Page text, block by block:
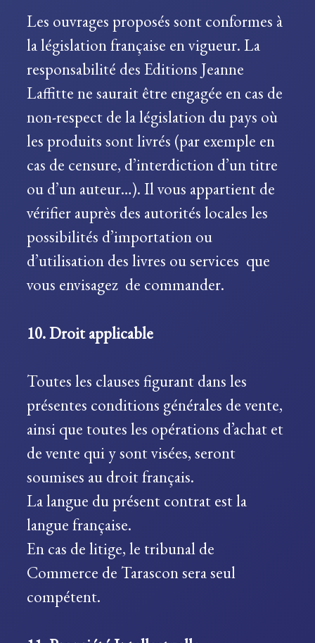
Les ouvrages proposés sont conformes à
la législation française en vigueur. La
responsabilité des Editions Jeanne
Laffitte ne saurait être engagée en cas de
non-respect de la législation du pays où
les produits sont livrés (par exemple en
cas de censure, d’interdiction d’un titre
ou d’un auteur…). Il vous appartient de
vérifier auprès des autorités locales les
possibilités d’importation ou
d’utilisation des livres ou services que
vous envisagez de commander.
10. Droit applicable
Toutes les clauses figurant dans les
présentes conditions générales de vente,
ainsi que toutes les opérations d’achat et
de vente qui y sont visées, seront
soumises au droit français.
La langue du présent contrat est la
langue française.
En cas de litige, le tribunal de
Commerce de Tarascon sera seul
compétent.